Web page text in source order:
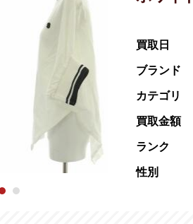
買取日
ブランド
カテゴリ
買取金額
ランク
性別